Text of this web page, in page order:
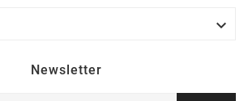

Newsletter